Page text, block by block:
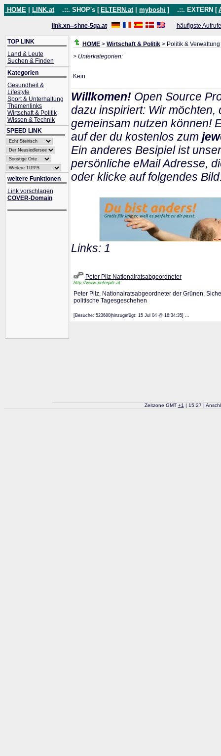
HOME LINK.at .::. SHOP's [ ELTERN.at myboshi ] .::. EXTERN [
link.xn--shne-5qa.at häufigste Aufrufe
TOP LINK
Land & Leute
Suchen & Finden
Kategorien
Gesundheit &
Lifestyle
Sport & Unterhaltung
Themenlinks
Wirtschaft & Politik
Wissen & Technik
SPEED LINK
weitere Funktionen
Link vorschlagen
COVER-Domain
HOME > Wirtschaft & Politik > Politik & Verwaltung
> Unterkategorien:
Kein
Willkomen! Open Source
dazu inspiriert: Wir
gemeinsam nutzen können!
auf der du kostenlos zum
Ein anderes Besipiel ist
persönliche eMail Adresse,
oder klicke auf folgendes
Links: 1
Peter Pilz Nationalratsabgeordneter
http://www.peterpilz.at
Peter Pilz, Nationalratsabgeordneter der Grünen,
politische Tagesgeschehen
[Besuche: 523680|hinzugefügt: 15 Jul 04 @ 16:34:35] ...
Zeitzone GMT +1 | 15:27 |